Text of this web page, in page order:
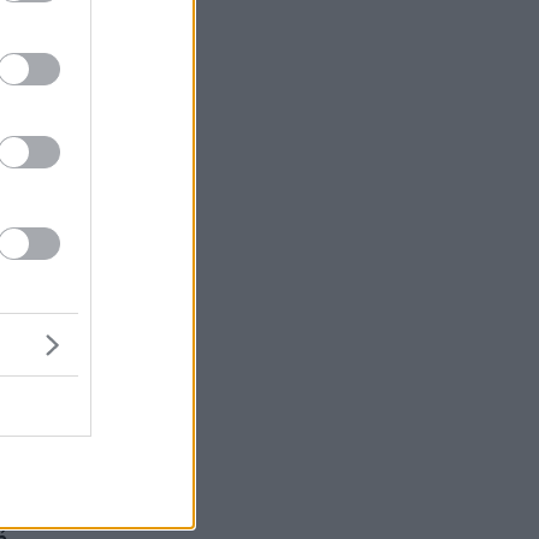
ο
ι
Η